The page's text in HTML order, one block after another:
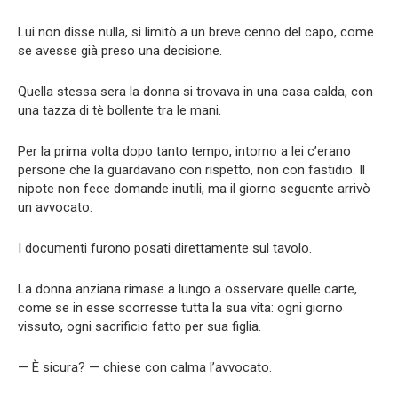
Lui non disse nulla, si limitò a un breve cenno del capo, come
se avesse già preso una decisione.
Quella stessa sera la donna si trovava in una casa calda, con
una tazza di tè bollente tra le mani.
Per la prima volta dopo tanto tempo, intorno a lei c’erano
persone che la guardavano con rispetto, non con fastidio. Il
nipote non fece domande inutili, ma il giorno seguente arrivò
un avvocato.
I documenti furono posati direttamente sul tavolo.
La donna anziana rimase a lungo a osservare quelle carte,
come se in esse scorresse tutta la sua vita: ogni giorno
vissuto, ogni sacrificio fatto per sua figlia.
— È sicura? — chiese con calma l’avvocato.